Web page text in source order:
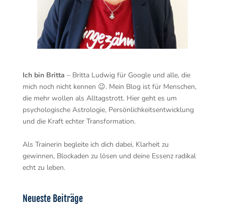
Ich bin Britta – Britta Ludwig für Google und alle, die
mich noch nicht kennen 😉. Mein Blog ist für Menschen,
die mehr wollen als Alltagstrott. Hier geht es um
psychologische Astrologie, Persönlichkeitsentwicklung
und die Kraft echter Transformation.
Als Trainerin begleite ich dich dabei, Klarheit zu
gewinnen, Blockaden zu lösen und deine Essenz radikal
echt zu leben.
Neueste Beiträge